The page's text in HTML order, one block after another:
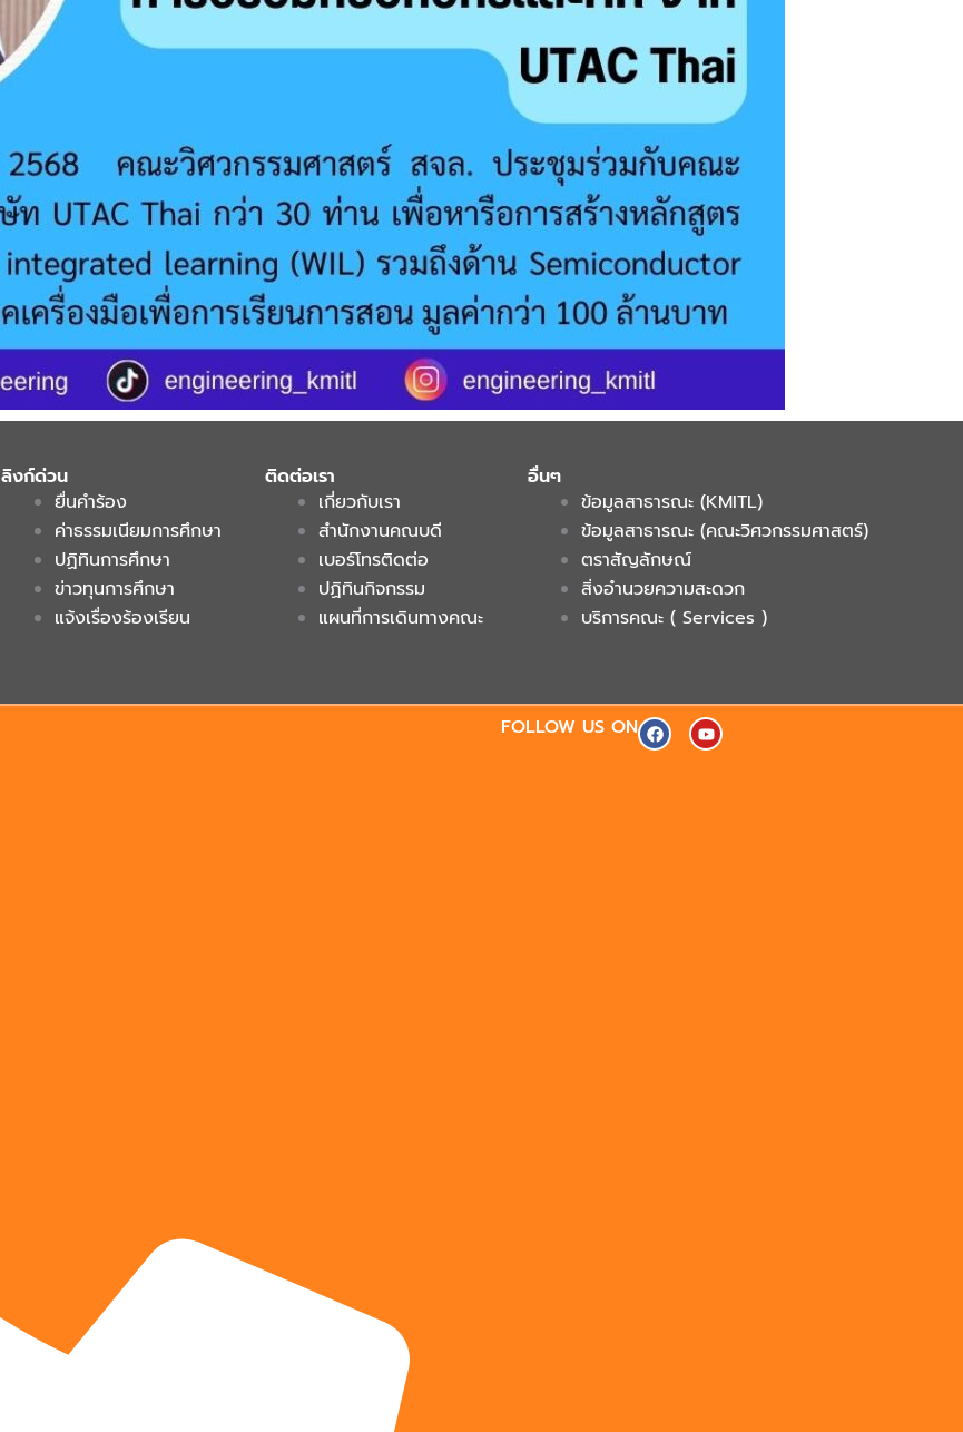
ลิงก์ด่วน
ยื่นคำร้อง
ค่าธรรมเนียมการศึกษา
ปฏิทินการศึกษา
ข่าวทุนการศึกษา
แจ้งเรื่องร้องเรียน
ติดต่อเรา
เกี่ยวกับเรา
สำนักงานคณบดี
เบอร์โทรติดต่อ
ปฏิทินกิจกรรม
แผนที่การเดินทางคณะ
อื่นๆ
ข้อมูลสาธารณะ (KMITL)
ข้อมูลสาธารณะ (คณะวิศวกรรมศาสตร์)
ตราสัญลักษณ์
สิ่งอำนวยความสะดวก
บริการคณะ ( Services )
FOLLOW US ON F
a
c
Y
o
u